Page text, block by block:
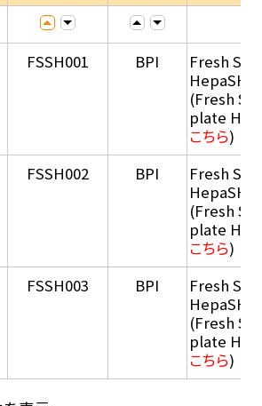
FSSH001 BPI
Fresh
HepaSH®
(Fresh
plate
こちら)
FSSH002 BPI
Fresh
HepaSH®
(Fresh
plate
こちら)
FSSH003 BPI
Fresh
HepaSH®
(Fresh
plate
こちら)